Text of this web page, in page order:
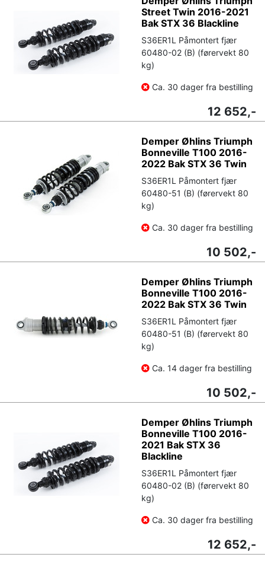
Street Twin 2016-2021
Bak STX 36 Blackline
S36ER1L Påmontert fjær
60480-02 (B) (førervekt 80
kg)
Ca. 30 dager fra bestilling
12 652,-
Demper Øhlins Triumph
Bonneville T100 2016-
2022 Bak STX 36 Twin
S36ER1L Påmontert fjær
60480-51 (B) (førervekt 80
kg)
Ca. 30 dager fra bestilling
10 502,-
Demper Øhlins Triumph
Bonneville T100 2016-
2022 Bak STX 36 Twin
S36ER1L Påmontert fjær
60480-51 (B) (førervekt 80
kg)
Ca. 14 dager fra bestilling
10 502,-
Demper Øhlins Triumph
Bonneville T100 2016-
2021 Bak STX 36
Blackline
S36ER1L Påmontert fjær
60480-02 (B) (førervekt 80
kg)
Ca. 30 dager fra bestilling
12 652,-